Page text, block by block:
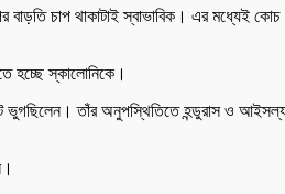
চাপ থাকাটাই স্বাভাবিক। এর মধ্যেই
হচ্ছে স্কালোনিকে।
তাঁর অনুপস্থিতিতে হন্ডুরাস ও